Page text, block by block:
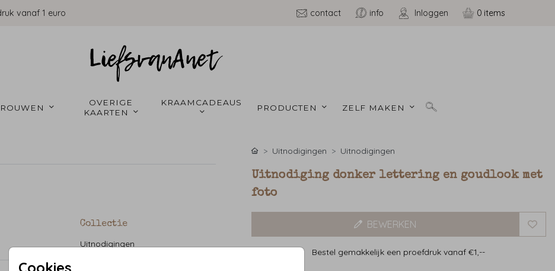
vanaf 1 euro contact info Inloggen 0
OVERIGE
KAARTEN
PRODUCTEN ZELF MAKEN
Cookies
Collectie
Uitnodigingen
Uitnodigingen Uitnodigingen
Uitnodiging donker lettering en goudlook met
foto
BEWERKEN
Bestel gemakkelijk een proefdruk vanaf €1,--